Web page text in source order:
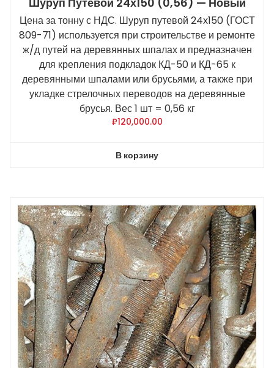
Цена за тонну с НДС. Шуруп путевой 24х150 (ГОСТ
809-71) используется при строительстве и ремонте
ж/д путей на деревянных шпалах и предназначен
для крепления подкладок КД-50 и КД-65 к
деревянными шпалами или брусьями, а также при
укладке стрелочных переводов на деревянные
брусья. Вес 1 шт = 0,56 кг
₽120,000.00
В корзину